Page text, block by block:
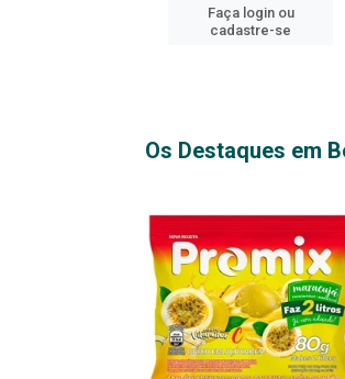
Faça login ou
cadastre-se
Os Destaques em